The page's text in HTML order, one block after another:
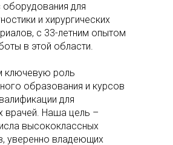
для
и хирургических
с 33-летним опытом
в этой области.
ключевую роль
образования и курсов
для
врачей. Наша цель –
высококлассных
уверенно владеющих